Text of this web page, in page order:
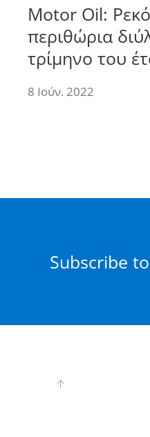
Motor Oil:
περιθώρια
τρίμηνο του
8 Ιούν. 2022
Subscribe